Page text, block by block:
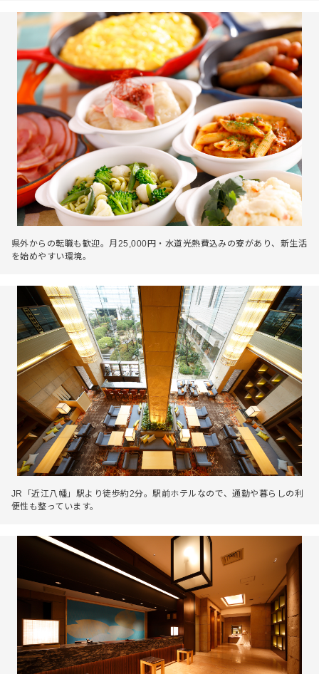
県外からの転職も歓迎。月25,000円・水道光熱費込みの寮があり、新生活
を始めやすい環境。
JR「近江八幡」駅より徒歩約2分。駅前ホテルなので、通勤や暮らしの利
便性も整っています。